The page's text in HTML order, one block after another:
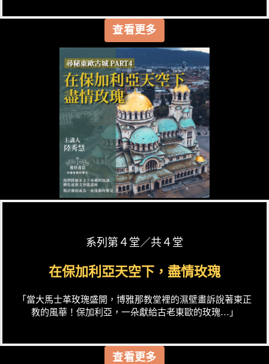
查看更多
系列第４堂／共４堂
在保加利亞天空下，盡情玫瑰
「當大馬士革玫瑰盛開，博雅那教堂裡的濕壁畫訴說著東正
教的風華！保加利亞，一朵獻給古老東歐的玫瑰…」
查看更多